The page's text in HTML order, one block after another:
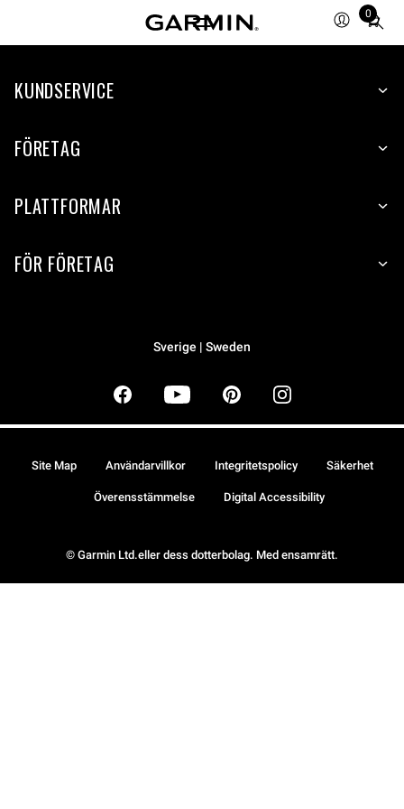
0
Total
items
cart:
KUNDSERVICE
FÖRETAG
PLATTFORMAR
FÖR FÖRETAG
Sverige | Sweden
© Garmin Ltd.eller dess dotterbolag. Med ensamrätt.
Site Map Användarvillkor Integritetspolicy Säkerhet
Överensstämmelse Digital Accessibility